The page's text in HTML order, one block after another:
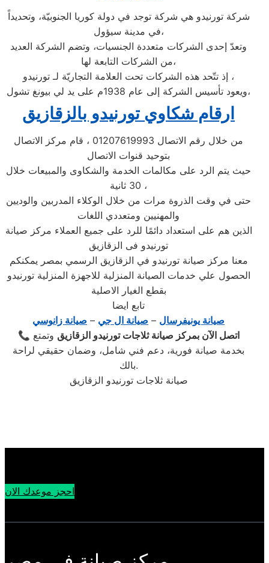
شركة تورنيدو هي شركة توجد في دولة كوريا الجنوبيّة، وتحديداً
في مدينة سيؤول،
وتعدّ إحدى الشركات متعددة الجنسيات، وتضم الشركة العديد
من الشركات التابعة لها،
إذ تتّحد هذه الشركات تحت العلامة التجاريّة لـ تورنيدو ،
ويعود تأسيس الشركة إلى عام 1938م على يد لي بيونغ تشول،
ارقام شكاوي تورنيدو بالزقازيق
من خلال رقم الاتصال 01207619993 ، قام مركز الاتصال
بتوحيد قنوات الاتصال
حيث يتم الرد على مكالمات الخدمة والشكاوى والمبيعات خلال
30 ثانية ،
حتى في وقت الذروة مرات من خلال الوكلاء المدربين والوديين
والمهنيين ومتعددي اللغات
الذين هم على استعداد دائمًا للرد على جميع العملاء مركز صيانة
تورنيدو فى الزقازيق
معنا مركز صيانة تورنيدو في الزقازيق الرسمي بمصر يمكنكم
الحصول علي خدمات الصيانة المنزلية للاجهزة المنزلية تورنيدو
بقطع الغيار الاصلية
تابع ايضا
صيانة يونيفرسال – صيانة ال جي – صيانة زانوسي
📞
اتصل الآن بمركز صيانة ثلاجات تورنيدو الزقازيق وتمتع
بخدمة صيانة فورية، دعم فني شامل، وضمان حقيقي لراحة
بالك.
صيانة ثلاجات تورنيدو الزقازيق
احجز موعدك الان